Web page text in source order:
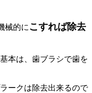
械的に こすれば除去
本は、歯ブラシで歯を
ークは除去出来るので